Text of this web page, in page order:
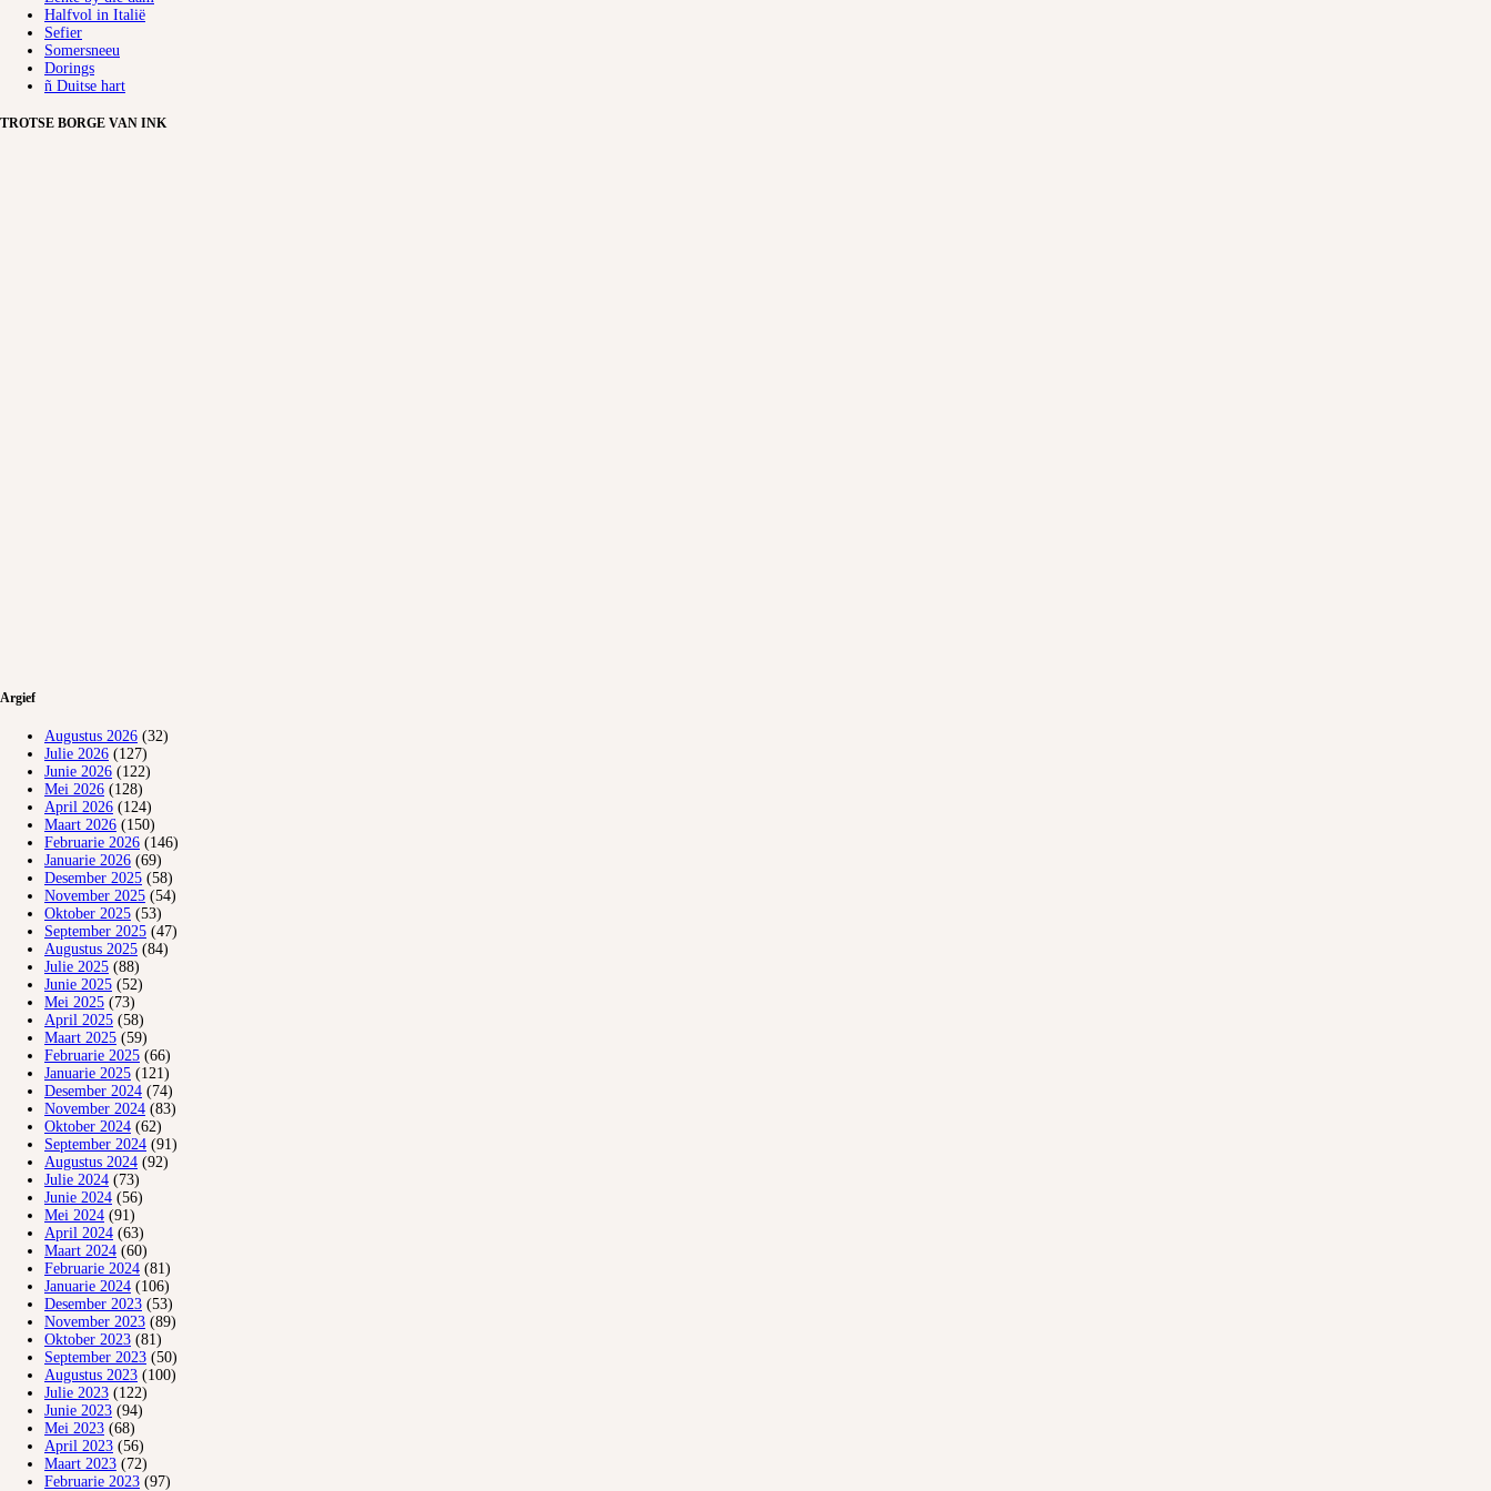
Halfvol in Italië
Sefier
Somersneeu
Dorings
ñ Duitse hart
TROTSE BORGE VAN INK
Argief
Augustus 2026 (32)
Julie 2026 (127)
Junie 2026 (122)
Mei 2026 (128)
April 2026 (124)
Maart 2026 (150)
Februarie 2026 (146)
Januarie 2026 (69)
Desember 2025 (58)
November 2025 (54)
Oktober 2025 (53)
September 2025 (47)
Augustus 2025 (84)
Julie 2025 (88)
Junie 2025 (52)
Mei 2025 (73)
April 2025 (58)
Maart 2025 (59)
Februarie 2025 (66)
Januarie 2025 (121)
Desember 2024 (74)
November 2024 (83)
Oktober 2024 (62)
September 2024 (91)
Augustus 2024 (92)
Julie 2024 (73)
Junie 2024 (56)
Mei 2024 (91)
April 2024 (63)
Maart 2024 (60)
Februarie 2024 (81)
Januarie 2024 (106)
Desember 2023 (53)
November 2023 (89)
Oktober 2023 (81)
September 2023 (50)
Augustus 2023 (100)
Julie 2023 (122)
Junie 2023 (94)
Mei 2023 (68)
April 2023 (56)
Maart 2023 (72)
Februarie 2023 (97)